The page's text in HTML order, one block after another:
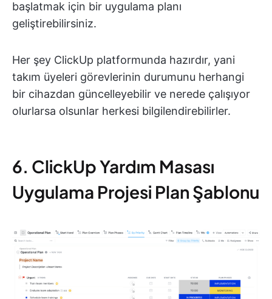
başlatmak için bir uygulama planı
geliştirebilirsiniz.
Her şey ClickUp platformunda hazırdır, yani
takım üyeleri görevlerinin durumunu herhangi
bir cihazdan güncelleyebilir ve nerede çalışıyor
olurlarsa olsunlar herkesi bilgilendirebilirler.
6. ClickUp Yardım Masası
Uygulama Projesi Plan Şablonu